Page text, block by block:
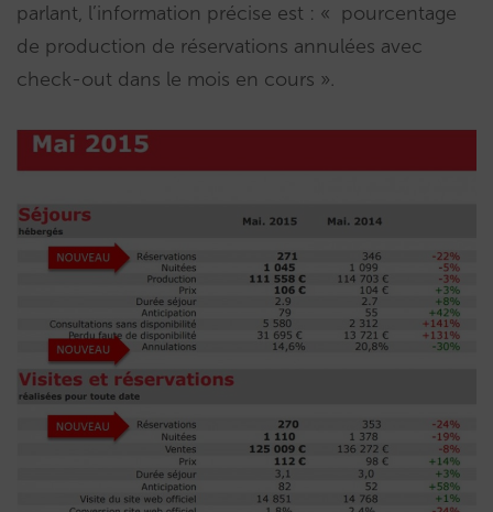
parlant, l’information précise est : « pourcentage
de production de réservations annulées avec
check-out dans le mois en cours ».